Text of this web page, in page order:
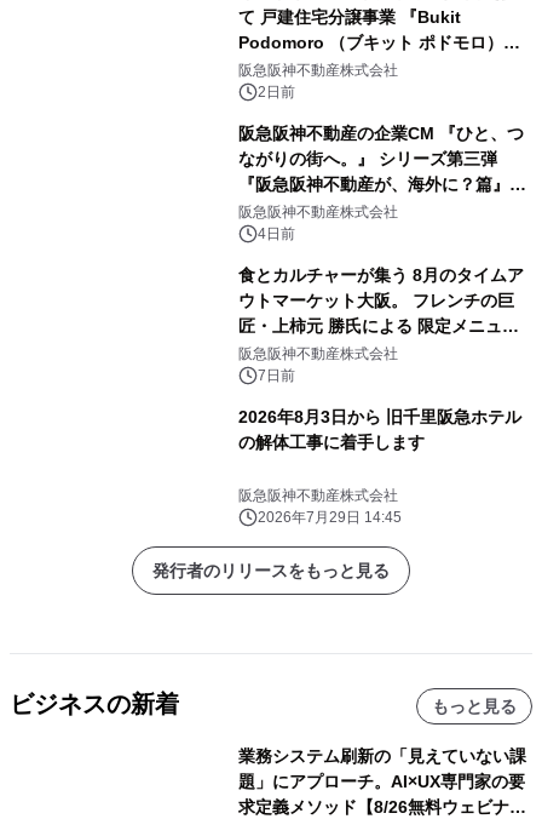
て 戸建住宅分譲事業 『Bukit
Podomoro （ブキット ポドモロ）』
に参画します タウンハウスとショップ
ハウスを合わせた 総戸数432戸のプロ
阪急阪神不動産株式会社
2日前
阪急阪神不動産の企業CM 『ひと、つ
ながりの街へ。』 シリーズ第三弾
『阪急阪神不動産が、海外に？篇』を
8月4日（火）から放映開始 今田美桜
さんがインドネシア・ジャカルタの セ
阪急阪神不動産株式会社
4日前
食とカルチャーが集う 8月のタイムア
ウトマーケット大阪。 フレンチの巨
匠・上柿元 勝氏による 限定メニュー
が登場。 限定かき氷、アートイベント
や盆踊りイベントも開催。
阪急阪神不動産株式会社
7日前
2026年8月3日から 旧千里阪急ホテル
の解体工事に着手します
阪急阪神不動産株式会社
2026年7月29日 14:45
発行者のリリースをもっと見る
ビジネスの新着 もっと見る
業務システム刷新の「見えていない課
題」にアプローチ。AI×UX専門家の要
求定義メソッド【8/26無料ウェビナ